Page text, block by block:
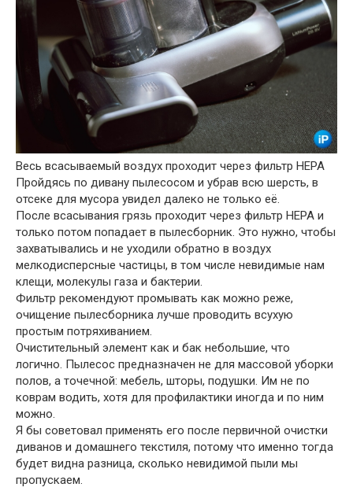
Весь всасываемый воздух проходит через фильтр HEPA
Пройдясь по дивану пылесосом и убрав всю шерсть, в
отсеке для мусора увидел далеко не только её.
После всасывания грязь проходит через фильтр HEPA и
только потом попадает в пылесборник. Это нужно, чтобы
захватывались и не уходили обратно в воздух
мелкодисперсные частицы, в том числе невидимые нам
клещи, молекулы газа и бактерии.
Фильтр рекомендуют промывать как можно реже,
очищение пылесборника лучше проводить всухую
простым потряхиванием.
Очистительный элемент как и бак небольшие, что
логично. Пылесос предназначен не для массовой уборки
полов, а точечной: мебель, шторы, подушки. Им не по
коврам водить, хотя для профилактики иногда и по ним
можно.
Я бы советовал применять его после первичной очистки
диванов и домашнего текстиля, потому что именно тогда
будет видна разница, сколько невидимой пыли мы
пропускаем.